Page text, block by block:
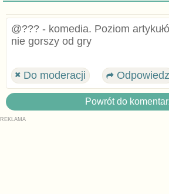
@??? - komedia. Poziom
nie gorszy od gry
Do moderacji Odpowiedz
Powrót do